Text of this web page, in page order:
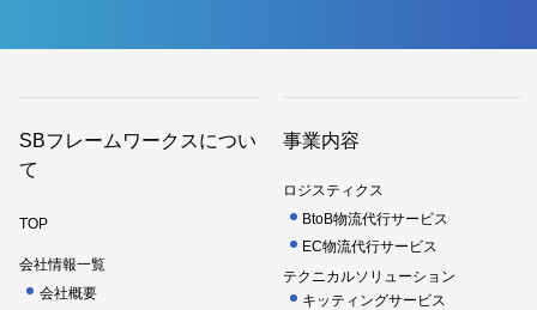
SBフレームワークスについ
て
TOP
会社情報一覧
会社概要
事業内容
ロジスティクス
BtoB物流代行サービス
EC物流代行サービス
テクニカルソリューション
キッティングサービス